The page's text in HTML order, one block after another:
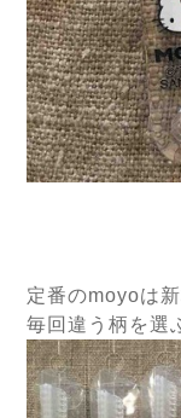
定番のmoyoは
毎回違う柄を選